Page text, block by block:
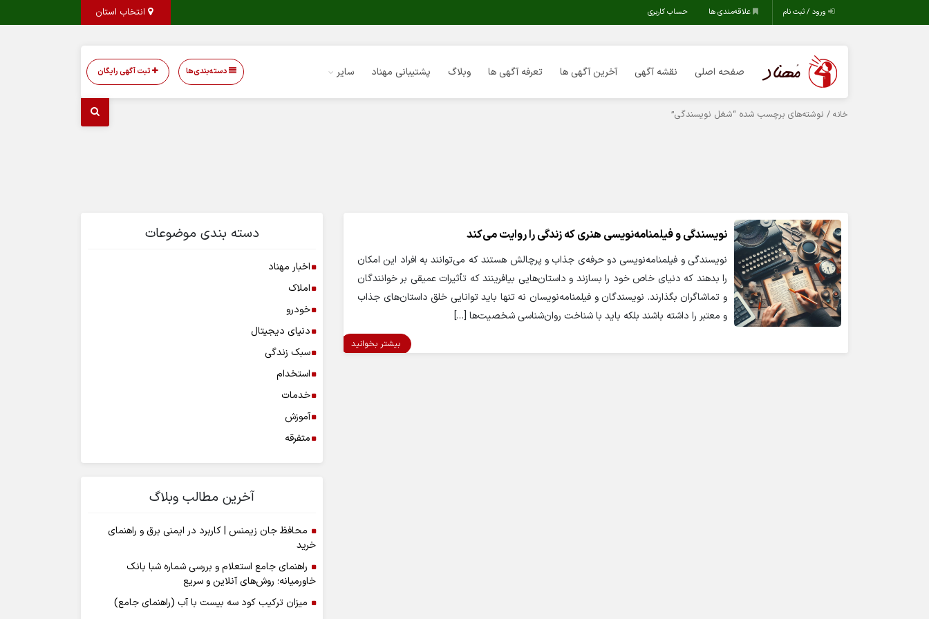
ورود / ثبت نام علاقه‌مندی ها حساب کاربری
صفحه اصلی نقشه آگهی آخرین آگهی ها تعرفه آگهی ها وبلاگ پشتیبانی مهناد سایر دسته‌بندی‌ها ثبت آگهی رایگان
خانه / نوشته‌های برچسب شده “شغل نویسندگی”
نویسندگی و فیلمنامه‌نویسی هنری که زندگی را روایت می‌کند
نویسندگی و فیلمنامه‌نویسی دو حرفه‌ی جذاب و پرچالش هستند که می‌توانند به افراد این امکان
را بدهند که دنیای خاص خود را بسازند و داستان‌هایی بیافرینند که تأثیرات عمیقی بر خوانندگان
و تماشاگران بگذارند. نویسندگان و فیلمنامه‌نویسان نه تنها باید توانایی خلق داستان‌های جذاب
و معتبر را داشته باشند بلکه باید با شناخت روان‌شناسی شخصیت‌ها […]
بیشتر بخوانید
دسته بندی موضوعات
اخبار مهناد
املاک
خودرو
دنیای دیجیتال
سبک زندگی
استخدام
خدمات
آموزش
متفرقه
آخرین مطالب وبلاگ
محافظ جان زیمنس | کاربرد در ایمنی برق و راهنمای
خرید
راهنمای جامع استعلام و بررسی شماره شبا بانک
خاورمیانه؛ روش‌های آنلاین و سریع
میزان ترکیب کود سه بیست با آب (راهنمای جامع)